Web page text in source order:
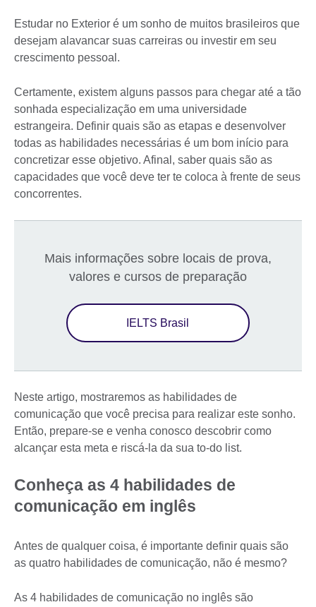
Estudar no Exterior é um sonho de muitos brasileiros que
desejam alavancar suas carreiras ou investir em seu
crescimento pessoal.
Certamente, existem alguns passos para chegar até a tão
sonhada especialização em uma universidade
estrangeira. Definir quais são as etapas e desenvolver
todas as habilidades necessárias é um bom início para
concretizar esse objetivo. Afinal, saber quais são as
capacidades que você deve ter te coloca à frente de seus
concorrentes.
Mais informações sobre locais de prova,
valores e cursos de preparação
IELTS Brasil
Neste artigo, mostraremos as habilidades de
comunicação que você precisa para realizar este sonho.
Então, prepare-se e venha conosco descobrir como
alcançar esta meta e riscá-la da sua to-do list.
Conheça as 4 habilidades de
comunicação em inglês
Antes de qualquer coisa, é importante definir quais são
as quatro habilidades de comunicação, não é mesmo?
As 4 habilidades de comunicação no inglês são